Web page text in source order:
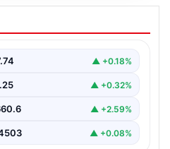
Başkanı İlkay Çiçek
isimlere yönelik▲ +0.18%
▲ +0.32%
▲ +2.59%
▲ +0.08%